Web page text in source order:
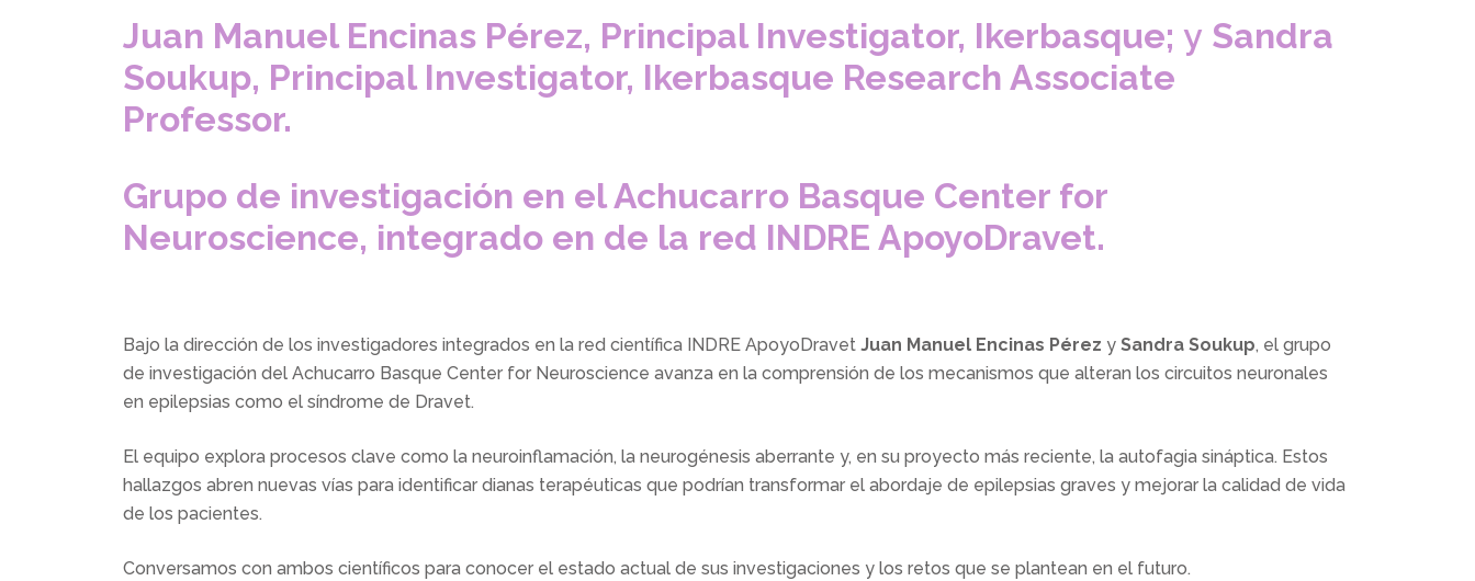
Juan Manuel Encinas Pérez, Principal Investigator, Ikerbasque; y Sandra
Soukup, Principal Investigator, Ikerbasque Research Associate
Professor.
Grupo de investigación en el Achucarro Basque Center for
Neuroscience, integrado en de la red INDRE ApoyoDravet.
Bajo la dirección de los investigadores integrados en la red científica INDRE ApoyoDravet Juan Manuel Encinas Pérez y Sandra Soukup, el grupo
de investigación del Achucarro Basque Center for Neuroscience avanza en la comprensión de los mecanismos que alteran los circuitos neuronales
en epilepsias como el síndrome de Dravet.
El equipo explora procesos clave como la neuroinflamación, la neurogénesis aberrante y, en su proyecto más reciente, la autofagia sináptica. Estos
hallazgos abren nuevas vías para identificar dianas terapéuticas que podrían transformar el abordaje de epilepsias graves y mejorar la calidad de vida
de los pacientes.
Conversamos con ambos científicos para conocer el estado actual de sus investigaciones y los retos que se plantean en el futuro.